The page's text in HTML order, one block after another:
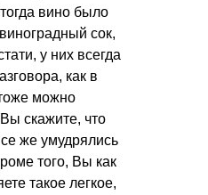
вино было
сок,
у них всегда
как в
можно
скажите, что
же умудрялись
того, Вы как
такое легкое,